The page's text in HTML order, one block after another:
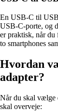
En USB-C til
USB-C-porte, og
er praktisk, når du
to smartphones
Hvordan
adapter?
Når du skal vælge
skal overveje: